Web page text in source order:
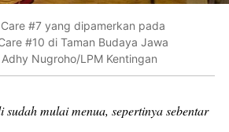
#7 yang dipamerkan pada
#10 di Taman Budaya Jawa
Nugroho/LPM Kentingan
mulai menua, sepertinya sebentar